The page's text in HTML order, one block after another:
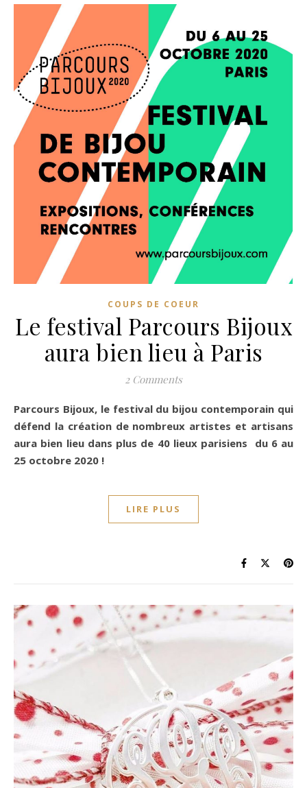
COUPS DE COEUR
Le festival Parcours Bijoux
aura bien lieu à Paris
2 Comments
Parcours Bijoux, le festival du bijou contemporain qui
défend la création de nombreux artistes et artisans
aura bien lieu dans plus de 40 lieux parisiens du 6 au
25 octobre 2020 !
LIRE PLUS